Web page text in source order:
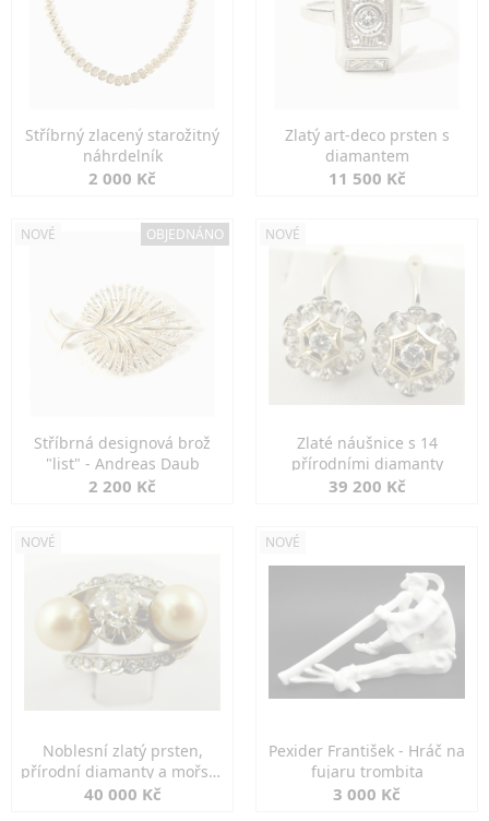
Stříbrný zlacený starožitný
náhrdelník
2 000 Kč
Zlatý art-deco prsten s
diamantem
11 500 Kč
NOVÉ OBJEDNÁNO
Stříbrná designová brož
"list" - Andreas Daub
2 200 Kč
NOVÉ
Zlaté náušnice s 14
přírodními diamanty
39 200 Kč
NOVÉ
Noblesní zlatý prsten,
přírodní diamanty a mořské
perly
40 000 Kč
NOVÉ
Pexider František - Hráč na
fujaru trombita
3 000 Kč